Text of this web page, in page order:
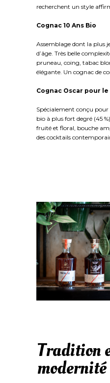
recherchent un style
Cognac 10 Ans Bio
Assemblage dont la plus
d’âge. Très belle
pruneau, coing, tabac
élégante. Un cognac de
Cognac Oscar pour le
Spécialement conçu
bio à plus fort degré (45
fruité et floral, bouche
des cocktails
Tradition
modernité